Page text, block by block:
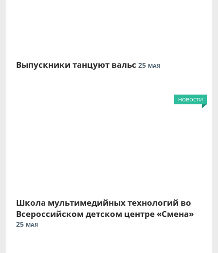
Выпускники танцуют вальс 25 МАЯ
новости
Школа мультимедийных технологий во
Всероссийском детском центре «Смена»
25 МАЯ